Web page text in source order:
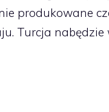
produkowane
Turcja nabędzie